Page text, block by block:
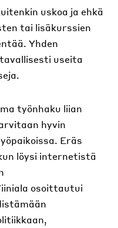
uskoa ja ehkä
tai lisäkurssien
Yhden
useita
työnhaku liian
hyvin
Eräs
löysi internetistä
osoittautui